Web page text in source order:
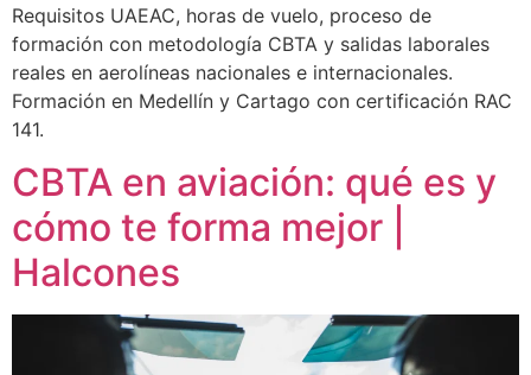
Requisitos UAEAC, horas de vuelo, proceso de
formación con metodología CBTA y salidas laborales
reales en aerolíneas nacionales e internacionales.
Formación en Medellín y Cartago con certificación RAC
141.
CBTA en aviación: qué es y
cómo te forma mejor |
Halcones